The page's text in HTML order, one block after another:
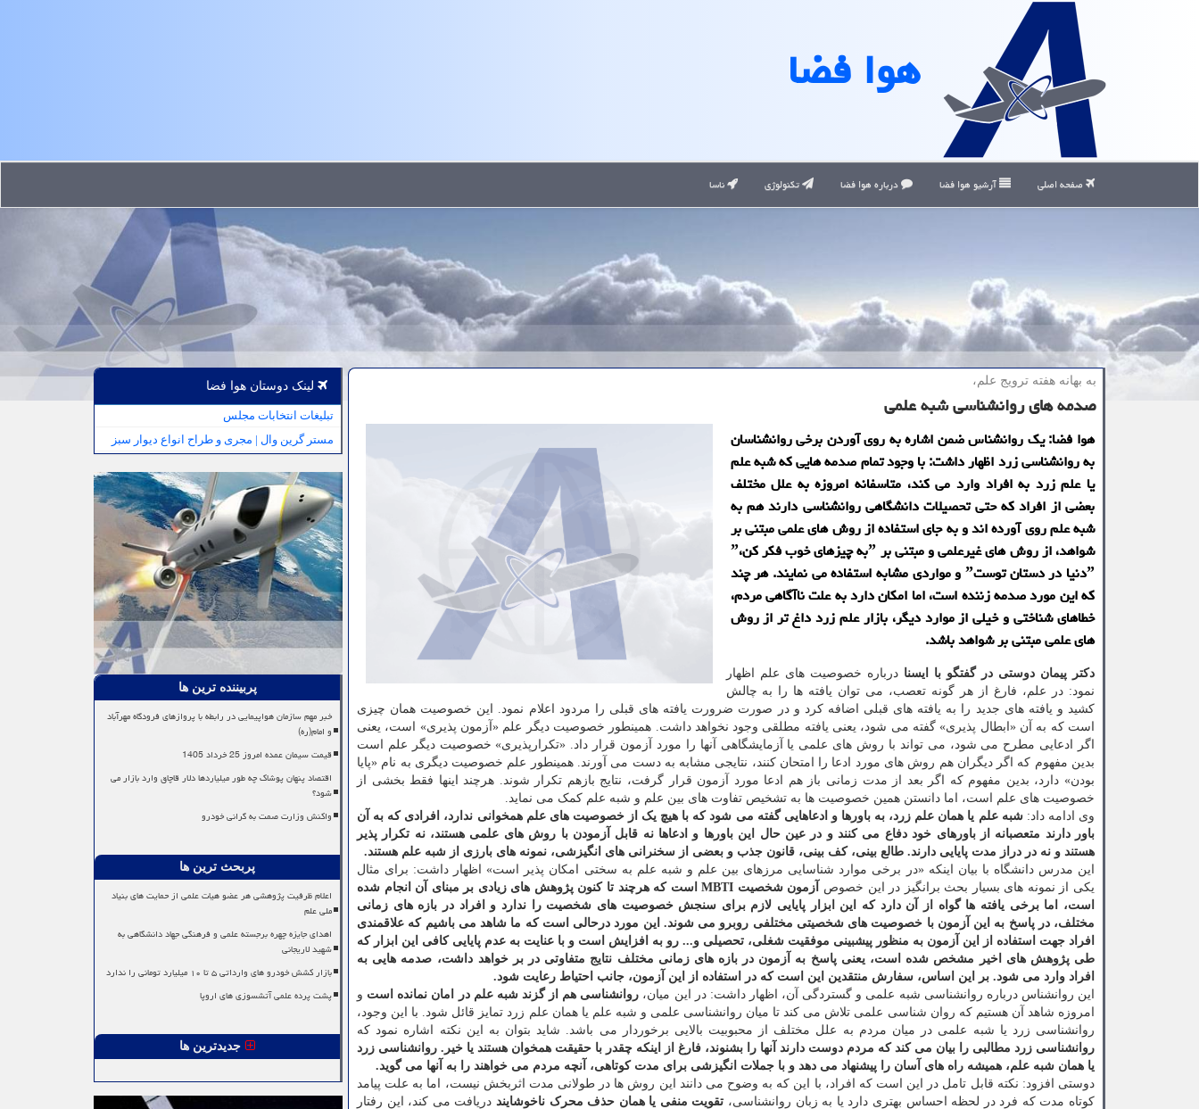
هوا فضا
صفحه اصلی آرشیو هوا فضا درباره هوا فضا تکنولوژی ناسا
به بهانه هفته ترویج علم،
صدمه های روانشناسی شبه علمی
هوا فضا: یك روانشناس ضمن اشاره به روی آوردن برخی روانشناسان
به روانشناسی زرد اظهار داشت: با وجود تمام صدمه هایی كه شبه علم
یا علم زرد به افراد وارد می كند، متاسفانه امروزه به علل مختلف
بعضی از افراد كه حتی تحصیلات دانشگاهی روانشناسی دارند هم به
شبه علم روی آورده اند و به جای استفاده از روش های علمی مبتنی بر
شواهد، از روش های غیرعلمی و مبتنی بر ˮبه چیزهای خوب فكر كنˮ،
ˮدنیا در دستان توستˮ و مواردی مشابه استفاده می نمایند. هر چند
كه این مورد صدمه زننده است، اما امكان دارد به علت ناآگاهی مردم،
خطاهای شناختی و خیلی از موارد دیگر، بازار علم زرد داغ تر از روش
های علمی مبتنی بر شواهد باشد.
دکتر پیمان دوستی در گفتگو با ایسنادرباره خصوصیت های علم اظهار
نمود: در علم، فارغ از هر گونه تعصب، می توان یافته ها را به چالش
کشید و یافته های جدید را به یافته های قبلی اضافه کرد و در صورت ضرورت یافته های قبلی را مردود اعلام نمود. این خصوصیت همان چیزی
است که به آن «ابطال پذیری» گفته می شود، یعنی یافته مطلقی وجود نخواهد داشت. همینطور خصوصیت دیگر علم «آزمون پذیری» است، یعنی
اگر ادعایی مطرح می شود، می تواند با روش های علمی یا آزمایشگاهی آنها را مورد آزمون قرار داد. «تکرارپذیری» خصوصیت دیگر علم است
بدین مفهوم که اگر دیگران هم روش های مورد ادعا را امتحان کنند، نتایجی مشابه به دست می آورند. همینطور علم خصوصیت دیگری به نام «پایا
بودن» دارد، بدین مفهوم که اگر بعد از مدت زمانی باز هم ادعا مورد آزمون قرار گرفت، نتایج بازهم تکرار شوند. هرچند اینها فقط بخشی از
خصوصیت های علم است، اما دانستن همین خصوصیت ها به تشخیص تفاوت های بین علم و شبه علم کمک می نماید.
وی ادامه داد:شبه علم یا همان علم زرد، به باورها و ادعاهایی گفته می شود که با هیچ یک از خصوصیت های علم همخوانی ندارد، افرادی که به آن
باور دارند متعصبانه از باورهای خود دفاع می کنند و در عین حال این باورها و ادعاها نه قابل آزمودن با روش های علمی هستند، نه تکرار پذیر
هستند و نه در دراز مدت پایایی دارند. طالع بینی، کف بینی، قانون جذب و بعضی از سخنرانی های انگیزشی، نمونه های بارزی از شبه علم هستند.
این مدرس دانشگاه با بیان اینکه «در برخی موارد شناسایی مرزهای بین علم و شبه علم به سختی امکان پذیر است» اظهار داشت: برای مثال
یکی از نمونه های بسیار بحث برانگیز در این خصوص
آزمون شخصیت MBTI است که هرچند تا کنون پژوهش های زیادی بر مبنای آن انجام شده
است، اما برخی یافته ها گواه از آن دارد که این ابزار پایایی لازم برای سنجش خصوصیت های شخصیت را ندارد و افراد در بازه های زمانی
مختلف، در پاسخ به این آزمون با خصوصیت های شخصیتی مختلفی روبرو می شوند. این مورد درحالی است که ما شاهد می باشیم که علاقمندی
افراد جهت استفاده از این آزمون به منظور پیشبینی موفقیت شغلی، تحصیلی و... رو به افزایش است و با عنایت به عدم پایایی کافی این ابزار که
طی پژوهش های اخیر مشخص شده است، یعنی پاسخ به آزمون در بازه های زمانی مختلف نتایج متفاوتی در بر خواهد داشت، صدمه هایی به
افراد وارد می شود. بر این اساس، سفارش منتقدین این است که در استفاده از این آزمون، جانب احتیاط رعایت شود.
این روانشناس درباره روانشناسی شبه علمی و گستردگی آن، اظهار داشت: در این میان، روانشناسی هم از گزند شبه علم در امان نمانده است و
امروزه شاهد آن هستیم که روان شناسی علمی تلاش می کند تا میان روانشناسی علمی و شبه علم یا همان علم زرد تمایز قائل شود. با این وجود،
روانشناسی زرد یا شبه علمی در میان مردم به علل مختلف از محبوبیت بالایی برخوردار می باشد. شاید بتوان به این نکته اشاره نمود که
روانشناسی زرد مطالبی را بیان می کند که مردم دوست دارند آنها را بشنوند، فارغ از اینکه چقدر با حقیقت همخوان هستند یا خیر. روانشناسی زرد
یا همان شبه علم، همیشه راه های آسان را پیشنهاد می دهد و با جملات انگیزشی برای مدت کوتاهی، آنچه مردم می خواهند را به آنها می گوید.
دوستی افزود: نکته قابل تامل در این است که افراد، با این که به وضوح می دانند این روش ها در طولانی مدت اثربخش نیست، اما به علت پیامد
کوتاه مدت که فرد در لحظه احساس بهتری دارد یا به زبان روانشناسی، تقویت منفی یا همان حذف محرک ناخوشایند دریافت می کند، این رفتار
لینک دوستان هوا فضا
تبلیغات انتخابات مجلس
مستر گرین وال | مجری و طراح انواع دیوار سبز
پربیننده ترین ها
خبر مهم سازمان هواپیمایی در رابطه با پروازهای فرودگاه مهرآباد
و امام(ره)
قیمت سیمان عمده امروز 25 خرداد 1405
اقتصاد پنهان پوشاک چه طور میلیاردها دلار قاچاق وارد بازار می
شود؟
واکنش وزارت صمت به گرانی خودرو
پربحث ترین ها
اعلام ظرفیت پژوهشی هر عضو هیات علمی از حمایت های بنیاد
ملی علم
اهدای جایزه چهره برجسته علمی و فرهنگی جهاد دانشگاهی به
شهید لاریجانی
بازار کشش خودرو های وارداتی ۵ تا ۱۰ میلیارد تومانی را ندارد
پشت پرده علمی آتشسوزی های اروپا
جدیدترین ها